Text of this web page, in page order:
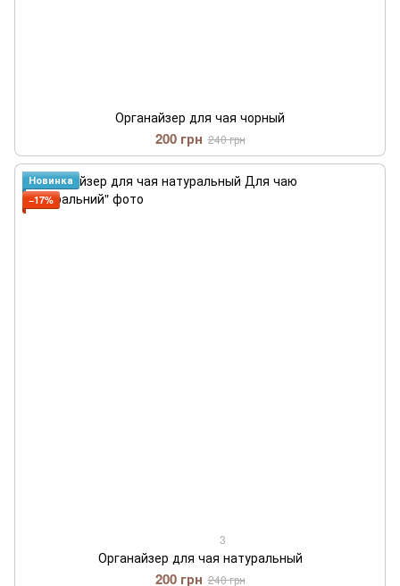
Органайзер для чая чорный
200 грн 240 грн
Новинка
−17%
3
Органайзер для чая натуральный
200 грн 240 грн